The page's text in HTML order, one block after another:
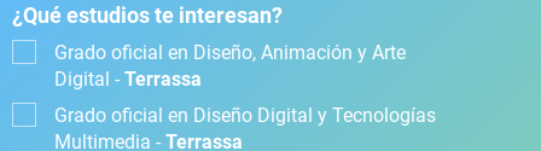
¿Qué estudios te interesan?
Grado oficial en Diseño, Animación y Arte
Digital - Terrassa
Grado oficial en Diseño Digital y Tecnologías
Multimedia - Terrassa